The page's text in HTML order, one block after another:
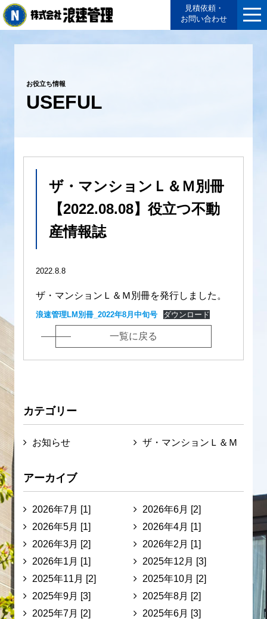
見積依頼・
お問い合わせ
お役立ち情報
USEFUL
ザ・マンションＬ＆Ｍ別冊
【2022.08.08】役立つ不動
産情報誌
2022.8.8
ザ・マンションＬ＆Ｍ別冊を発行しました。
浪速管理LM別冊_2022年8月中旬号 ダウンロード
一覧に戻る
カテゴリー
お知らせ ザ・マンションＬ＆Ｍ
アーカイブ
2026年7月 [1]
2026年6月 [2]
2026年5月 [1]
2026年4月 [1]
2026年3月 [2]
2026年2月 [1]
2026年1月 [1]
2025年12月 [3]
2025年11月 [2]
2025年10月 [2]
2025年9月 [3]
2025年8月 [2]
2025年7月 [2]
2025年6月 [3]